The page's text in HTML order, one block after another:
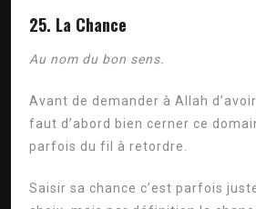
25. La Chance
Au nom du bon sens.
Avant de demander à Allah
faut d’abord bien cerner ce
parfois du fil à retordre.
Saisir sa chance c’est parfois